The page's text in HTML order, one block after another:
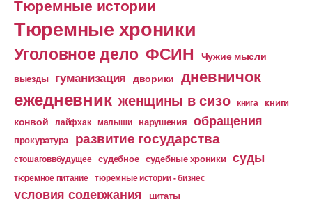
Тюремные истории
Тюремные хроники
Уголовное дело ФСИН Чужие мысли
выезды гуманизация дворики дневничок
ежедневник женщины в сизо книга книги
конвой лайфхак малыши нарушения обращения
прокуратура развитие государства
стошаговвбудущее судебное судебные хроники суды
тюремное питание тюремные истории - бизнес
условия содержания цитаты